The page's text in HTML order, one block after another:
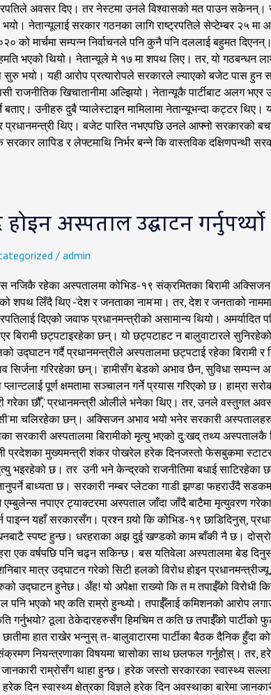
अवसर दिए। तर नेस्टमा उनले विश्वासको मत पाउन सकेनन्। र,
भयो। नेतान्यूलाई सरकार गठनका लागि राष्ट्रपतिले सेप्टेम्बर
को मार्चमा सम्पन्न निर्वाचनले पनि कुनै पनि दललाई बहुमत
भएको थियो। नेतान्यूले मे १७ मा शपथ लिए। तर, यो गठबन्धन
सुरु भयो। यही आरोप प्रत्यारोपले सरकारले ल्याएको बजेट पास
खिचातानीमा अल्झियो। नेतान्यूकै पार्टीबाट अलग भएर
उनीहरु दुबै प्यालेस्टाइन मामिलामा नेतान्यूभन्दा कट्टर
थिए। बजेट पारित नभएपछि उनले आफ्नो सरकारको
सरकार लापिड र लेफ्टमाथि निर्भर बन्ने कि वास्तविक
अस्पताल उद्घाटन
/ admin
नजिकै रहेका अस्पतालमा कोभिड-१९ संक्रमितका बिरामी
लिँदै थिए -‘देश र जनताका नाम’मा। तर, देश र जनताको नाममा
दिएको जवाफ प्रधानमन्त्रीको असामान्य थियो।
बिरामी छट्पटाइरहेका छन्। यो छट्पटाहट न बालुवाटारले
गर्दै प्रधानमन्त्रीले अस्पतालमा छट्पटाई रहेका बिरामी र
गरिरहेका छन्। ‘हामीसँग बेडको अभाव छैन, सुविधा
पूर्ण क्षमतामा सञ्‍चालन गर्ने प्रयास गरिएको छ।
गरेका छौँ,’ प्रधानमन्त्री ओलीले भनेका थिए। तर, उनले वस्तुगत
चलिरहेका छन्। अक्सिजन अभाव भयो भनेर सरकारी
सरकारी अस्पतालमा बिरामीको मृत्यु भएको दु:खद् तथ्य
प्रदेशका मुख्यमन्त्री शंकर पोखरेल हरेक दिनजस्तो फेसबुकमा
भइरहेको छ। तर उनी भने केन्द्रको राजनीतिमा बधाई
बाध्यता छ। सरकारी नम्बर प्लेटका गाडी झण्डा फहराउँदै
नपाएर ट्याक्टरमा अस्पताल जाँदा जाँदै बाटैमा मृत्युवरण
यहाँ सरकारसँग। प्रश्न गर्‍यो कि कोभिड-१९ छाडिदिनुस्,
स्पष्ट हुन्छ। धरहराका अझ दुई खण्डको काम बाँकी नै छ।
एक वर्षपछि पनि चढ्न सकिन्छ। बस यतिवेला अस्पतालमा बेड
मात्र उद्घाटन गरेको सिटी हलको विरोध होइन
उद्घाटन हुनेछ। अँह! यो अपेक्षा राख्यो कि त म तपाईँको विरोधी
पनि भएको भए कति राम्रो हुन्थ्यो। तपाईँलाई कमिशनको
गर्नुभयो? ठूला ठेकेदारहरुसँग हिमचिम त कति छ तपाईँको
हात राखेर भन्नुस् त- बालुवाटारमा पार्टीका बैठक दैनिक
नियन्त्रणाका विषयमा चासोका साथ छलफल गर्नुहोस्।
जानकारी राम्रोसँग थाहा हुन्छ। हरेक जस्तो सरकारका
दिन स्वास्थ्य क्षेत्रका विज्ञले हरेक दिन अवस्थाका बारेमा